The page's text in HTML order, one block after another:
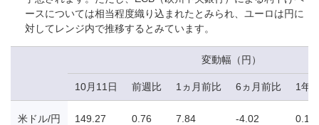
ースについては相当程度織り込まれたとみられ、ユーロは円に
対してレンジ内で推移するとみています。
変動幅（円）
10月11日 前週比 1ヵ月前比 6ヵ月前比 1年
米ドル/円 149.27 0.76 7.84 -4.02 0.12